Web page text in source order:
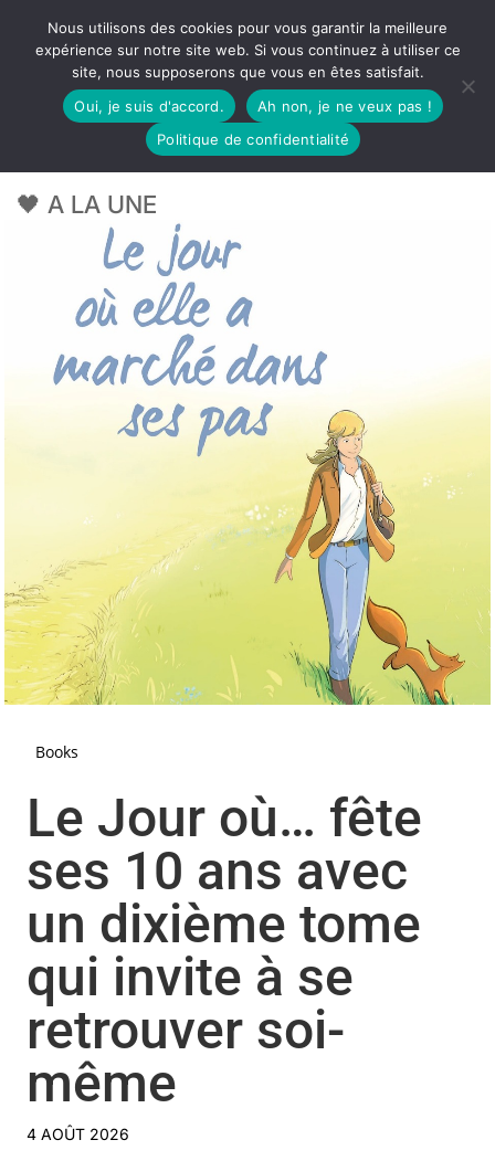
🖤 A LA UNE
Books
Le Jour où… fête
ses 10 ans avec
un dixième tome
qui invite à se
retrouver soi-
même
4 AOÛT 2026
Nous utilisons des cookies pour vous garantir la meilleure
expérience sur notre site web. Si vous continuez à utiliser ce
site, nous supposerons que vous en êtes satisfait.
Oui, je suis d'accord.
Ah non, je ne veux pas !
Politique de confidentialité